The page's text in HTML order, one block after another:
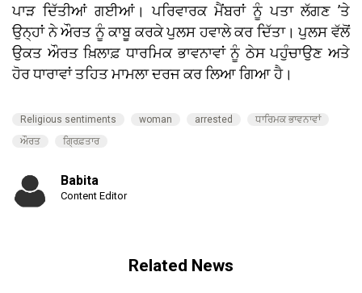
ਪਾੜ ਦਿੱਤੀਆਂ ਗਈਆਂ। ਪਰਿਵਾਰਕ ਮੈਂਬਰਾਂ ਨੂੰ ਪਤਾ ਲੱਗਣ ’ਤੇ
ਉਨ੍ਹਾਂ ਨੇ ਔਰਤ ਨੂੰ ਕਾਬੂ ਕਰਕੇ ਪੁਲਸ ਹਵਾਲੇ ਕਰ ਦਿੱਤਾ। ਪੁਲਸ ਵੱਲੋਂ
ਉਕਤ ਔਰਤ ਖ਼ਿਲਾਫ਼ ਧਾਰਮਿਕ ਭਾਵਨਾਵਾਂ ਨੂੰ ਠੇਸ ਪਹੁੰਚਾਉਣ ਅਤੇ
ਹੋਰ ਧਾਰਾਵਾਂ ਤਹਿਤ ਮਾਮਲਾ ਦਰਜ ਕਰ ਲਿਆ ਗਿਆ ਹੈ।
Religious sentiments woman arrested
ਧਾਰਿਮਕ ਭਾਵਨਾਵਾਂ
ਔਰਤ
ਗ੍ਰਿਫ਼ਤਾਰ
Babita
Content Editor
Related News